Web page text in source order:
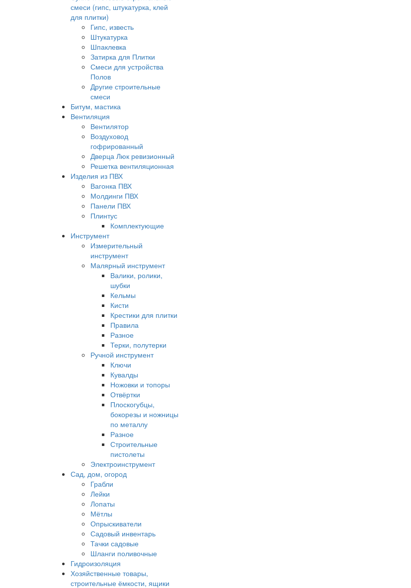
смеси (гипс, штукатурка, клей
для плитки)
Гипс, известь
Штукатурка
Шпаклевка
Затирка для Плитки
Смеси для устройства
Полов
Другие строительные
смеси
Битум, мастика
Вентиляция
Вентилятор
Воздуховод
гофрированный
Дверца Люк ревизионный
Решетка вентиляционная
Изделия из ПВХ
Вагонка ПВХ
Молдинги ПВХ
Панели ПВХ
Плинтус
Комплектующие
Инструмент
Измерительный
инструмент
Малярный инструмент
Валики, ролики,
шубки
Кельмы
Кисти
Крестики для плитки
Правила
Разное
Терки, полутерки
Ручной инструмент
Ключи
Кувалды
Ножовки и топоры
Отвёртки
Плоскогубцы,
бокорезы и ножницы
по металлу
Разное
Строительные
пистолеты
Электроинструмент
Сад, дом, огород
Грабли
Лейки
Лопаты
Мётлы
Опрыскиватели
Садовый инвентарь
Тачки садовые
Шланги поливочные
Гидроизоляция
Хозяйственные товары,
строительные ёмкости, ящики